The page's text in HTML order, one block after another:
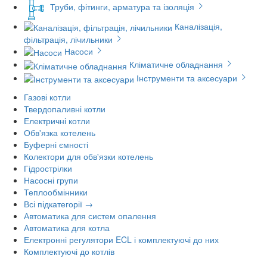
Труби, фітинги, арматура та ізоляція
Каналізація,
фільтрація, лічильники
Насоси
Кліматичне обладнання
Інструменти та аксесуари
Газові котли
Твердопаливні котли
Електричні котли
Обв'язка котелень
Буферні ємності
Колектори для обв'язки котелень
Гідрострілки
Насосні групи
Теплообмінники
Всі підкатегорії →
Автоматика для систем опалення
Автоматика для котла
Електронні регулятори ECL і комплектуючі до них
Комплектуючі до котлів